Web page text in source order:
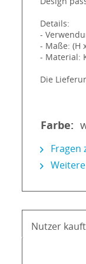
Details:
-
- Maße: (H
- Material:
Die
Farbe:
Fragen
Nutzer